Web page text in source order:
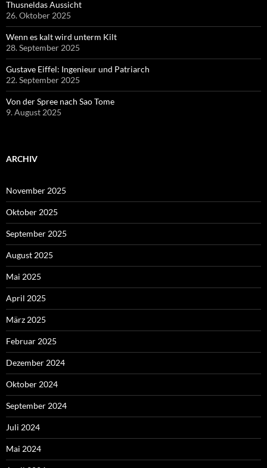
Thusneldas Aussicht
26. Oktober 2025
Wenn es kalt wird unterm Kilt
28. September 2025
Gustave Eiffel: Ingenieur und Patriarch
22. September 2025
Von der Spree nach Sao Tome
9. August 2025
ARCHIV
November 2025
Oktober 2025
September 2025
August 2025
Mai 2025
April 2025
März 2025
Februar 2025
Dezember 2024
Oktober 2024
September 2024
Juli 2024
Mai 2024